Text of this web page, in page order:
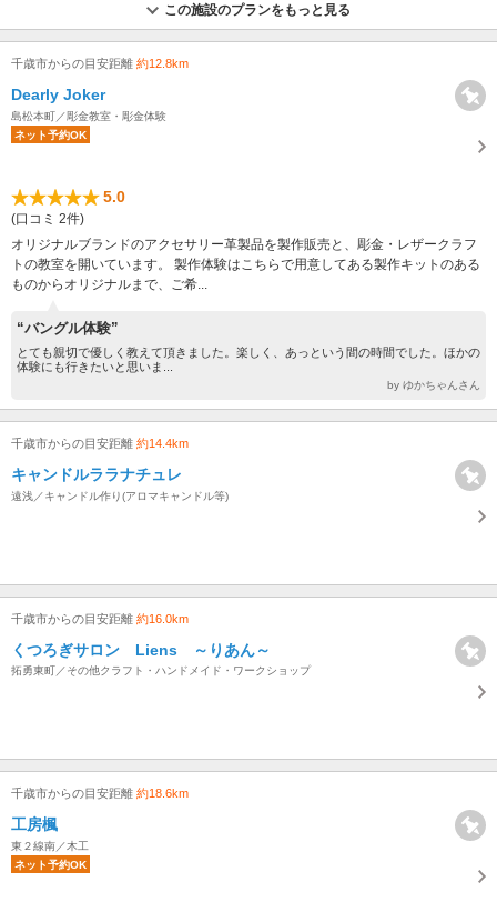
この施設のプランをもっと見る
千歳市からの目安距離 約12.8km
Dearly Joker
島松本町／彫金教室・彫金体験
ネット予約OK
5.0
(口コミ 2件)
オリジナルブランドのアクセサリー革製品を製作販売と、彫金・レザークラフ
トの教室を開いています。 製作体験はこちらで用意してある製作キットのある
ものからオリジナルまで、ご希...
“バングル体験”
とても親切で優しく教えて頂きました。楽しく、あっという間の時間でした。ほかの
体験にも行きたいと思いま...
by ゆかちゃんさん
千歳市からの目安距離 約14.4km
キャンドルララナチュレ
遠浅／キャンドル作り(アロマキャンドル等)
千歳市からの目安距離 約16.0km
くつろぎサロン Liens ～りあん～
拓勇東町／その他クラフト・ハンドメイド・ワークショップ
千歳市からの目安距離 約18.6km
工房楓
東２線南／木工
ネット予約OK